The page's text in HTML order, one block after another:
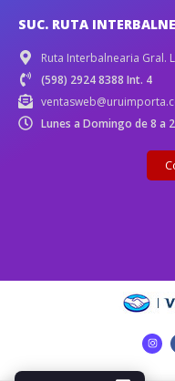
SUC. RUTA
Ruta Interbalnearia Gral.
(598) 2924 8388 Int. 4
Lunes a Domingo de 8 a